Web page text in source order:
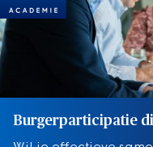
Burgerparticipatie